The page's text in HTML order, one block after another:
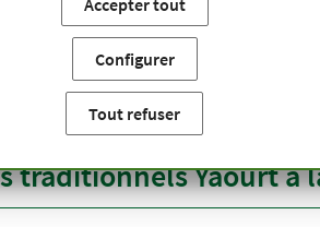
Catégories de produits
traditionnels Yaourt à
Configurer
Tout refuser